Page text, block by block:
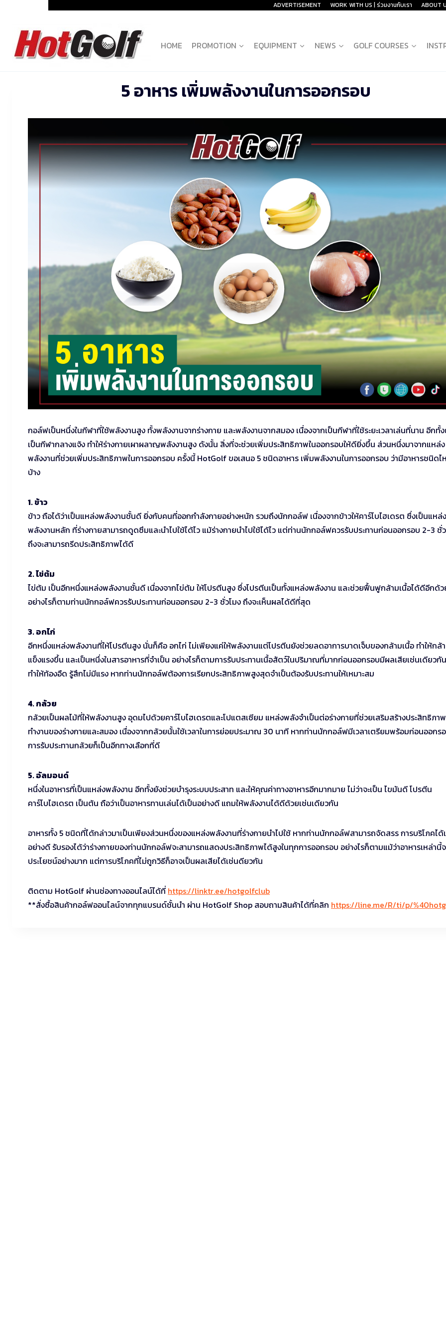
content
ADVERTISEMENT WORK WITH US | ร่วมงานกับเรา ABOUT
HOME PROMOTION EQUIPMENT NEWS GOLF COURSES
5 อาหาร เพิ่มพลังงานในการออกรอบ
กอล์ฟเป็นหนึ่งในกีฬาที่ใช้พลังงานสูง ทั้งพลังงานจากร่างกาย และพลังงานจากสมอง เนื่องจากเป็นกีฬาที่ใช้ระยะเวลาเล่นที่นาน อีกทั้
เป็นกีฬากลางแจ้ง ทำให้ร่างกายเผาผลาญพลังงานสูง ดังนั้น สิ่งที่จะช่วยเพิ่มประสิทธิภาพในออกรอบให้ดียิ่งขึ้น ส่วนหนึ่งมาจากแหล่ง
พลังงานที่ช่วยเพิ่มประสิทธิภาพในการออกรอบ ครั้งนี้ HotGolf ขอเสนอ 5 ชนิดอาหาร เพิ่มพลังงานในการออกรอบ ว่ามีอาหารชนิดไ
บ้าง
1. ข้าว
ข้าว ถือได้ว่าเป็นแหล่งพลังงานชั้นดี ยิ่งกับคนที่ออกกำลังกายอย่างหนัก รวมถึงนักกอล์ฟ เนื่องจากข้าวให้คาร์โบไฮเดรต ซึ่งเป็นแหล่ง
พลังงานหลัก ที่ร่างกายสามารถดูดซึมและนำไปใช้ได้ไว แม้ร่างกายนำไปใช้ได้ไว แต่ท่านนักกอล์ฟควรรับประทานก่อนออกรอบ 2-3 ชั่
ถึงจะสามารถรีดประสิทธิภาพได้ดี
2. ไข่ต้ม
ไข่ต้ม เป็นอีกหนึ่งแหล่งพลังงานชั้นดี เนื่องจากไข่ต้ม ให้โปรตีนสูง ซึ่งโปรตีนเป็นทั้งแหล่งพลังงาน และช่วยฟื้นฟูกล้ามเนื้อได้ดีอีกด้
อย่างไรก็ตามท่านนักกอล์ฟควรรับประทานก่อนออกรอบ 2-3 ชั่วโมง ถึงจะเห็นผลได้ดีที่สุด
3. อกไก่
อีกหนึ่งแหล่งพลังงานที่ให้โปรตีนสูง นั่นก็คือ อกไก่ ไม่เพียงแค่ให้พลังงานแต่โปรตีนยังช่วยลดอาการบาดเจ็บของกล้ามเนื้อ ทำให้กล้
แข็งแรงขึ้น และเป็นหนึ่งในสารอาหารที่จำเป็น อย่างไรก็ตามการรับประทานเนื้อสัตว์ในปริมาณที่มากก่อนออกรอบมีผลเสียเช่นเดียวกั
ทำให้ท้องอืด รู้สึกไม่มีแรง หากท่านนักกอล์ฟต้องการเรียกประสิทธิภาพสูงสุดจำเป็นต้องรับประทานให้เหมาะสม
4. กล้วย
กล้วยเป็นผลไม้ที่ให้พลังงานสูง อุดมไปด้วยคาร์โบไฮเดรตและโปแตสเซียม แหล่งพลังจำเป็นต่อร่างกายที่ช่วยเสริมสร้างประสิทธิภา
ทำงานของร่างกายและสมอง เนื่องจากกล้วยนั้นใช้เวลาในการย่อยประมาณ 30 นาที หากท่านนักกอล์ฟมีเวลาเตรียมพร้อมก่อนออกร
การรับประทานกล้วยก็เป็นอีกทางเลือกที่ดี
5. อัลมอนด์
หนึ่งในอาหารที่เป็นแหล่งพลังงาน อีกทั้งยังช่วยบำรุงระบบประสาท และให้คุณค่าทางอาหารอีกมากมาย ไม่ว่าจะเป็น ไขมันดี โปรตีน
คาร์โบไฮเดรต เป็นต้น ถือว่าเป็นอาหารทานเล่นได้เป็นอย่างดี แถมให้พลังงานได้ดีด้วยเช่นเดียวกัน
อาหารทั้ง 5 ชนิดที่ได้กล่าวมาเป็นเพียงส่วนหนึ่งของแหล่งพลังงานที่ร่างกายนำไปใช้ หากท่านนักกอล์ฟสามารถจัดสรร การบริโภคได้
อย่างดี รับรองได้ว่าร่างกายของท่านนักกอล์ฟจะสามารถแสดงประสิทธิภาพได้สูงในทุกการออกรอบ อย่างไรก็ตามแม้ว่าอาหารเหล่านี้จ
ประโยชน์อย่างมาก แต่การบริโภคที่ไม่ถูกวิธีก็อาจเป็นผลเสียได้เช่นดียวกัน
ติดตาม HotGolf ผ่านช่องทางออนไลน์ได้ที่ https://linktr.ee/hotgolfclub
**สั่งซื้อสินค้ากอล์ฟออนไลน์จากทุกแบรนด์ชั้นนำ ผ่าน HotGolf Shop สอบถามสินค้าได้ที่คลิก https://line.me/R/ti/p/